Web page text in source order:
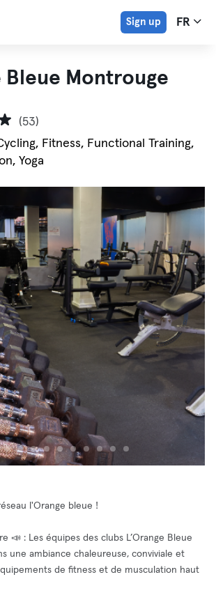
Sign up FR
Bleue Montrouge
(53)
Fitness, Functional Training,
Yoga
l'Orange bleue !
📣 : Les équipes des clubs L’Orange Bleue
une ambiance chaleureuse, conviviale et
de fitness et de musculation haut